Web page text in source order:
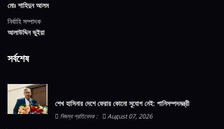
মোঃ শাহিদুন আলম
নির্বাহি সম্পাদক
আলাউদ্দিন ভুইয়া
সর্বশেষ
শেখ হাসিনার দেশে ফেরার কোনো সুযোগ নেই: পানিসম্পদমন্ত্রী
নিজস্ব প্রতিবেদক : August 07, 2026